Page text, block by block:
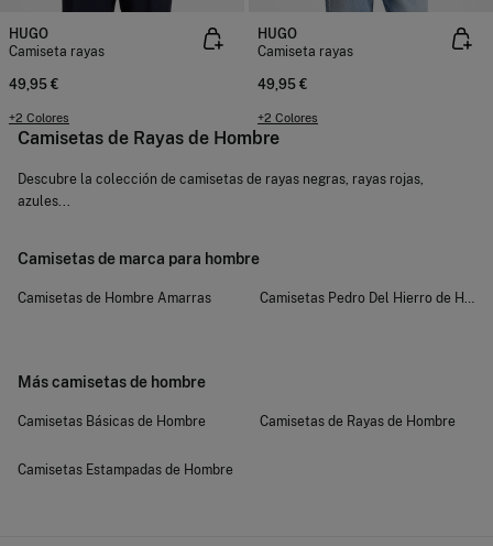
HUGO
Camiseta rayas
49,95 €
+2 Colores
HUGO
Camiseta rayas
49,95 €
+2 Colores
Camisetas de Rayas de Hombre
Descubre la colección de camisetas de rayas negras, rayas rojas,
azules...
Camisetas de marca para hombre
Camisetas de Hombre Amarras Camisetas Pedro Del Hierro de
Más camisetas de hombre
Camisetas Básicas de Hombre
Camisetas Estampadas de Hombre
Camisetas de Rayas de Hombre